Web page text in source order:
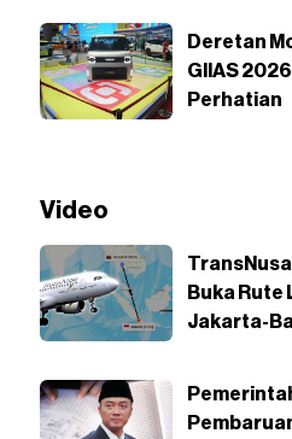
Deretan
GIIAS
Perhatian
Video
Buka Rute
Jakarta-